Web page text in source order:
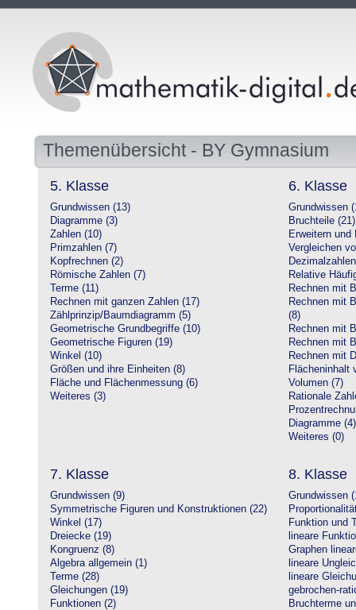
Themenübersicht - BY Gymnasium
5. Klasse
Grundwissen (13)
Diagramme (3)
Zahlen (10)
Primzahlen (7)
Kopfrechnen (2)
Römische Zahlen (7)
Terme (11)
Rechnen mit ganzen Zahlen (17)
Zählprinzip/Baumdiagramm (5)
Geometrische Grundbegriffe (10)
Geometrische Figuren (19)
Winkel (10)
Größen und ihre Einheiten (8)
Fläche und Flächenmessung (6)
Weiteres (3)
6. Klasse
Grundwissen
Bruchteile (21)
Erweitern und
Vergleichen
Relative
Rechnen mit
Rechnen mit
(8)
Rechnen mit
Rechnen mit
Rechnen mit
Flächeninhalt
Volumen (7)
Rationale
Diagramme (4)
Weiteres (0)
7. Klasse
Grundwissen (9)
Symmetrische Figuren und Konstruktionen (22)
Winkel (17)
Dreiecke (19)
Kongruenz (8)
Algebra allgemein (1)
Terme (28)
Gleichungen (19)
Funktionen (2)
8. Klasse
Grundwissen
Funktion und
lineare
Graphen
lineare
lineare
gebrochen-
Bruchterme